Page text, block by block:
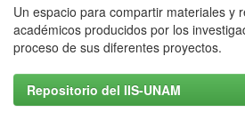
Un espacio para compartir materiales y
académicos producidos por los
proceso de sus diferentes proyectos.
Repositorio del IIS-UNAM